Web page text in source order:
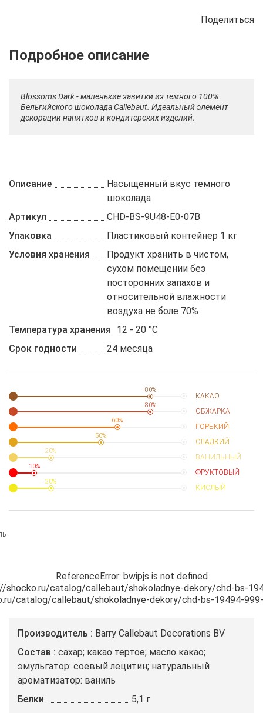
Поделиться
Описание Отзывы Рецепты
Blossoms Dark - маленькие завитки из темного 100%
Бельгийского шоколада Callebaut. Идеальный элемент
декорации напитков и кондитерских изделий.
Описание
Насыщенный вкус темного
шоколада
Артикул
CHD-BS-9U48-E0-07B
Упаковка
Пластиковый контейнер 1 кг
Условия хранения
Продукт хранить в чистом,
сухом помещении без
посторонних запахов и
относительной влажности
воздуха не боле 70%
Температура хранения
12 - 20 °C
Срок годности
24 месяца
80%
КАКАО
80%
ОБЖАРКА
60%
ГОРЬКИЙ
50%
СЛАДКИЙ
20%
ВАНИЛЬНЫЙ
10%
ФРУКТОВЫЙ
20%
КИСЛЫЙ
ReferenceError: bwipjs is not defined
shocko.ru/catalog/callebaut/shokoladnye-dekory/chd-bs-
catalog/callebaut/shokoladnye-dekory/chd-bs-19494-
Производитель
Barry Callebaut Decorations BV
Состав
сахар; какао тертое; масло какао;
эмульгатор: соевый лецитин; натуральный
ароматизатор: ваниль
Белки
5,1 г